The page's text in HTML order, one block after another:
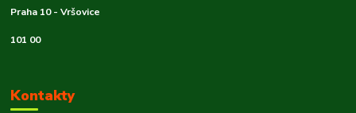
Praha 10 - Vršovice
101 00
Kontakty